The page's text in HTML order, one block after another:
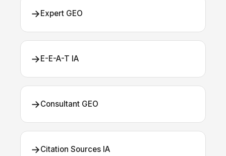
→Expert GEO
→E-E-A-T IA
→Consultant GEO
→Citation Sources IA